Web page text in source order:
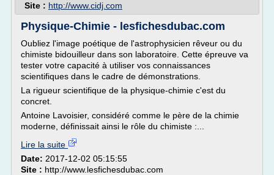
Site : http://www.cidj.com
Physique-Chimie - lesfichesdubac.com
Oubliez l'image poétique de l'astrophysicien rêveur ou du
chimiste bidouilleur dans son laboratoire. Cette épreuve va
tester votre capacité à utiliser vos connaissances
scientifiques dans le cadre de démonstrations.
La rigueur scientifique de la physique-chimie c'est du
concret.
Antoine Lavoisier, considéré comme le père de la chimie
moderne, définissait ainsi le rôle du chimiste :...
Lire la suite
Date: 2017-12-02 05:15:55
Site : http://www.lesfichesdubac.com